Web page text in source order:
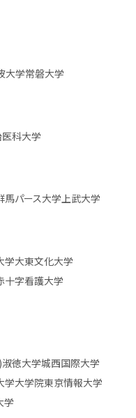
大学常磐大学
医科大学
馬パース大学上武大学
学大東文化大学
十字看護大学
淑徳大学城西国際大学
学大学院東京情報大学
学